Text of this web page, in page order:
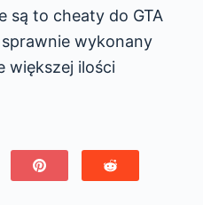
są to cheaty do GTA
wykonany
większej ilości